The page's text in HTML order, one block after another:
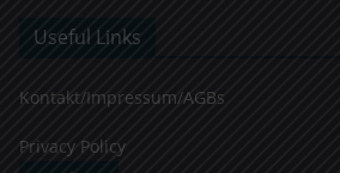
Useful Links
Kontakt/Impressum/AGBs
Privacy Policy